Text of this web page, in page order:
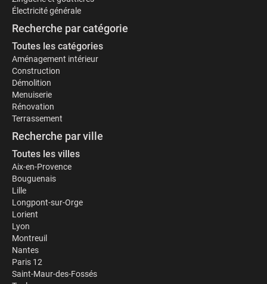
Électricité générale
Recherche par catégorie
Toutes les catégories
Aménagement intérieur
Construction
Démolition
Menuiserie
Rénovation
Terrassement
Recherche par ville
Toutes les villes
Aix-en-Provence
Bouguenais
Lille
Longpont-sur-Orge
Lorient
Lyon
Montreuil
Nantes
Paris 12
Saint-Maur-des-Fossés